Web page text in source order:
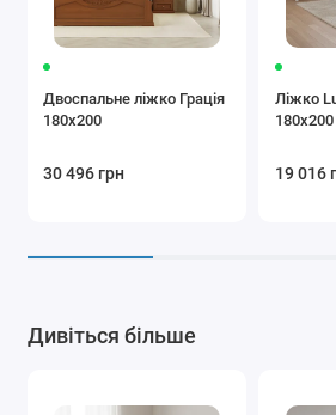
Двоспальне ліжко Грація
180x200
30 496 грн
Ліжко
19 016
Дивіться більше